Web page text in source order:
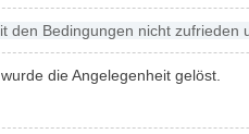
den Bedingungen nicht
die Angelegenheit gelöst.